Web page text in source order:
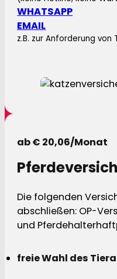
WHATSAPP
EMAIL
z.B. zur Anforderung
ab € 20,06/Monat
Die folgenden
abschließen: OP-
und
freie Wahl des